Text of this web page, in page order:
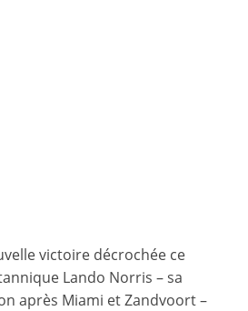
victoire décrochée ce
Lando Norris – sa
après Miami et Zandvoort –